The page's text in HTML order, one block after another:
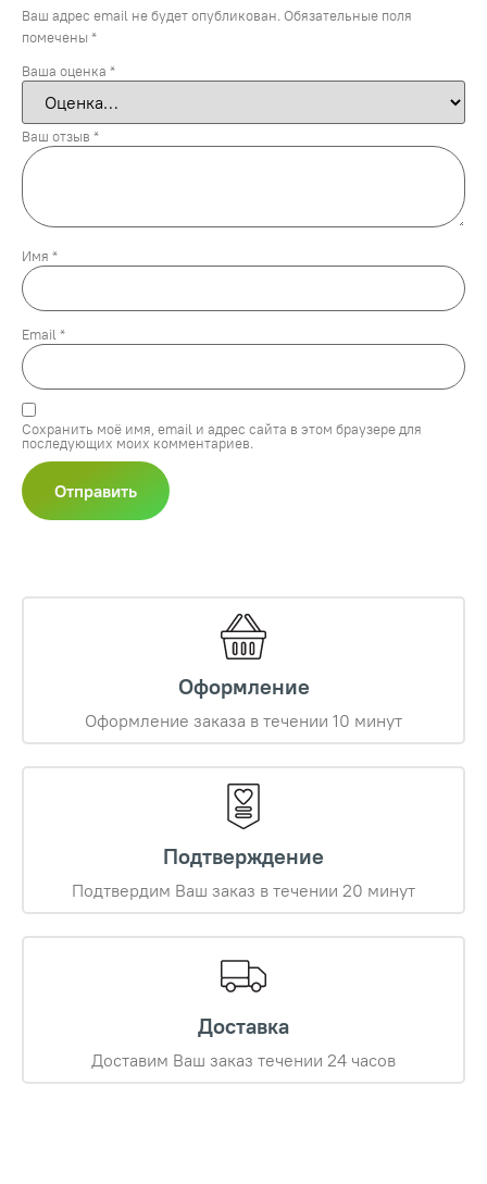
Ваш адрес email не будет опубликован. Обязательные поля
помечены *
Ваша оценка *
Ваш отзыв *
Имя *
Email *
Сохранить моё имя, email и адрес сайта в этом браузере для
последующих моих комментариев.
Оформление
Оформление заказа в течении 10 минут
Подтверждение
Подтвердим Ваш заказ в течении 20 минут
Доставка
Доставим Ваш заказ течении 24 часов